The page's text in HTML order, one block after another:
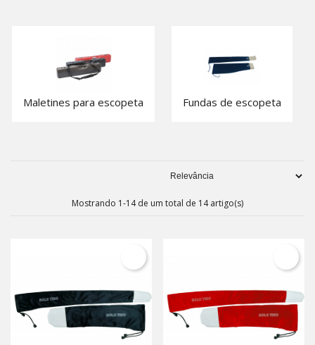
Maletines para escopeta Fundas de escopeta
Mostrando 1-14 de um total de 14 artigo(s)